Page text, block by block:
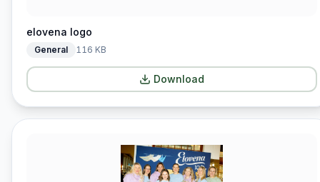
elovena logo
General 116 KB
Download